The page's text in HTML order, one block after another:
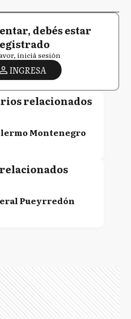
debés estar
iniciá sesión
INGRESA
relacionados
Montenegro
Pueyrredón